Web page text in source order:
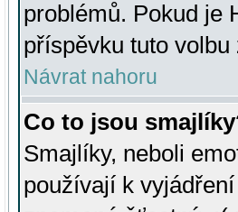
problémů. Pokud je
příspěvku tuto volbu
Návrat nahoru
Co to jsou
Smajlíky, neboli
používají k